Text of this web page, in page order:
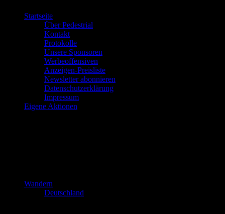
Startseite
Über Pedestrial
Kontakt
Protokolle
Unsere Sponsoren
Werbeoffensiven
Anzeigen-Preisliste
Newsletter abonnieren
Datenschutzerklärung
Impressum
Eigene Aktionen
Wandern
Deutschland